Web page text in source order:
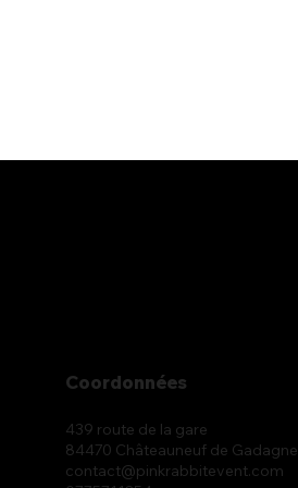
439 route de la gare
84470 Châteauneuf de Gadagne
contact@pinkrabbitevent.com
Coordonnées